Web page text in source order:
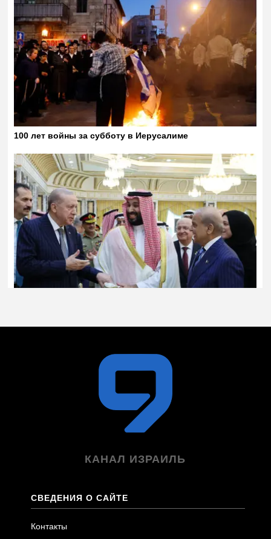
КАНАЛ ИЗРАИЛЬ
СВЕДЕНИЯ О САЙТЕ
Контакты